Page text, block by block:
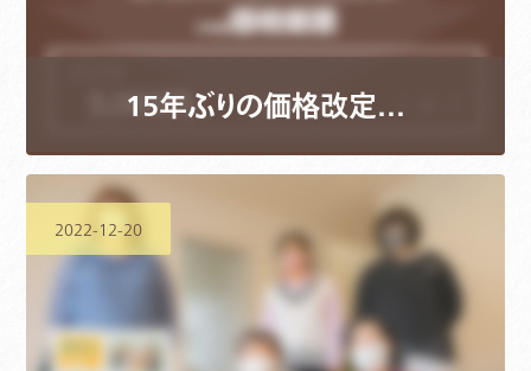
15年ぶりの価格改定…
2022-12-20